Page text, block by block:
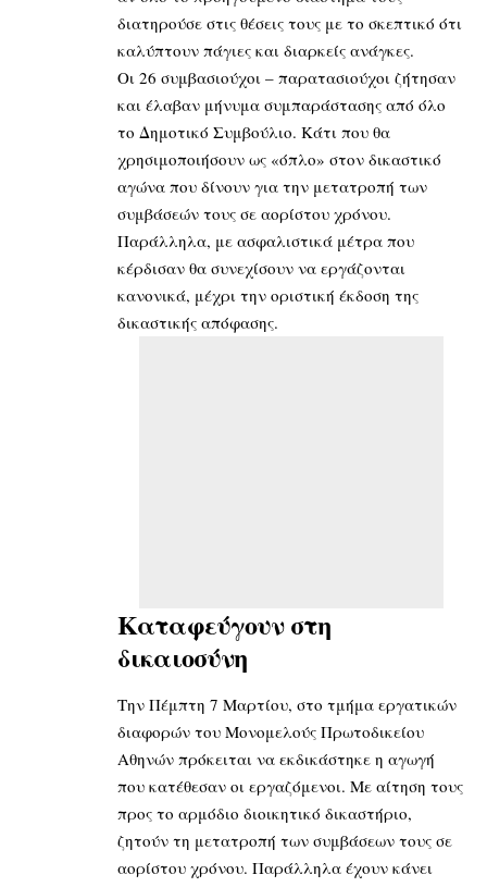
διατηρούσε στις θέσεις τους με το σκεπτικό ότι
καλύπτουν πάγιες και διαρκείς ανάγκες.
Οι 26 συμβασιούχοι – παρατασιούχοι ζήτησαν
και έλαβαν μήνυμα συμπαράστασης από όλο
το Δημοτικό Συμβούλιο. Κάτι που θα
χρησιμοποιήσουν ως «όπλο» στον δικαστικό
αγώνα που δίνουν για την μετατροπή των
συμβάσεών τους σε αορίστου χρόνου.
Παράλληλα, με ασφαλιστικά μέτρα που
κέρδισαν θα συνεχίσουν να εργάζονται
κανονικά, μέχρι την οριστική έκδοση της
δικαστικής απόφασης.
Καταφεύγουν στη
δικαιοσύνη
Την Πέμπτη 7 Μαρτίου, στο τμήμα εργατικών
διαφορών του Μονομελούς Πρωτοδικείου
Αθηνών πρόκειται να εκδικάστηκε η αγωγή
που κατέθεσαν οι εργαζόμενοι. Με αίτηση τους
προς το αρμόδιο διοικητικό δικαστήριο,
ζητούν τη μετατροπή των συμβάσεων τους σε
αορίστου χρόνου. Παράλληλα έχουν κάνει